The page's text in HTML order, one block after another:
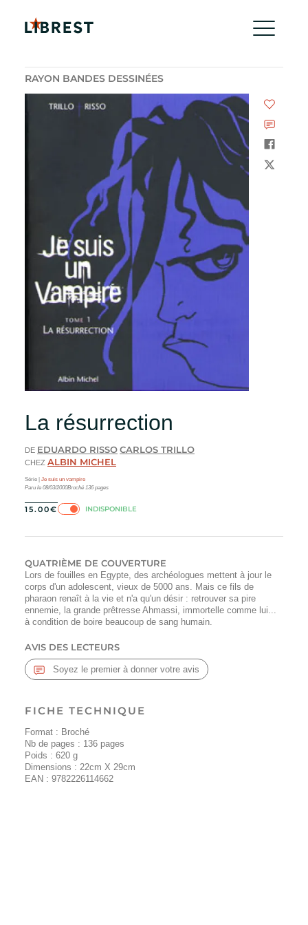
RAYON BANDES DESSINÉES
La résurrection
DE EDUARDO RISSOCARLOS TRILLO
CHEZ ALBIN MICHEL
Série |
Je suis un vampire
Paru le 08/03/2000Broché 136 pages
15.00€ INDISPONIBLE
QUATRIÈME DE COUVERTURE
Lors de fouilles en Egypte, des archéologues mettent à jour le
corps d'un adolescent, vieux de 5000 ans. Mais ce fils de
pharaon renaît à la vie et n'a qu'un désir : retrouver sa pire
ennemie, la grande prêtresse Ahmassi, immortelle comme lui...
à condition de boire beaucoup de sang humain.
AVIS DES LECTEURS
Soyez le premier à donner votre avis
FICHE TECHNIQUE
Format : Broché
Nb de pages : 136 pages
Poids : 620 g
Dimensions : 22cm X 29cm
EAN : 9782226114662